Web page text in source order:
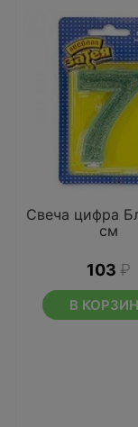
Свеча цифра
см
103 ₽
В